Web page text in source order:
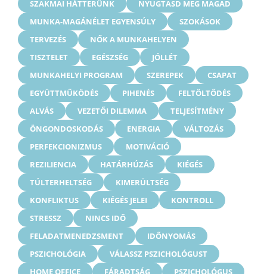
SZAKMAI HÁTTERÜNK
NYUGTASD MEG MAGAD
MUNKA-MAGÁNÉLET EGYENSÚLY
SZOKÁSOK
TERVEZÉS
NŐK A MUNKAHELYEN
TISZTELET
EGÉSZSÉG
JÓLLÉT
MUNKAHELYI PROGRAM
SZEREPEK
CSAPAT
EGYÜTTMŰKÖDÉS
PIHENÉS
FELTÖLTŐDÉS
ALVÁS
VEZETŐI DILEMMA
TELJESÍTMÉNY
ÖNGONDOSKODÁS
ENERGIA
VÁLTOZÁS
PERFEKCIONIZMUS
MOTIVÁCIÓ
REZILIENCIA
HATÁRHÚZÁS
KIÉGÉS
TÚLTERHELTSÉG
KIMERÜLTSÉG
KONFLIKTUS
KIÉGÉS JELEI
KONTROLL
STRESSZ
NINCS IDŐ
FELADATMENEDZSMENT
IDŐNYOMÁS
PSZICHOLÓGIA
VÁLASSZ PSZICHOLÓGUST
HOME OFFICE
FÁRADTSÁG PSZICHOLÓGUS